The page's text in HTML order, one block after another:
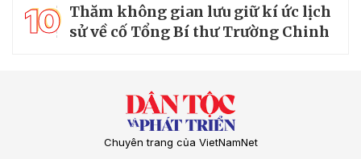
10 Thăm không gian lưu giữ kí ức lịch
sử về cố Tổng Bí thư Trường Chinh
Chuyên trang của VietNamNet